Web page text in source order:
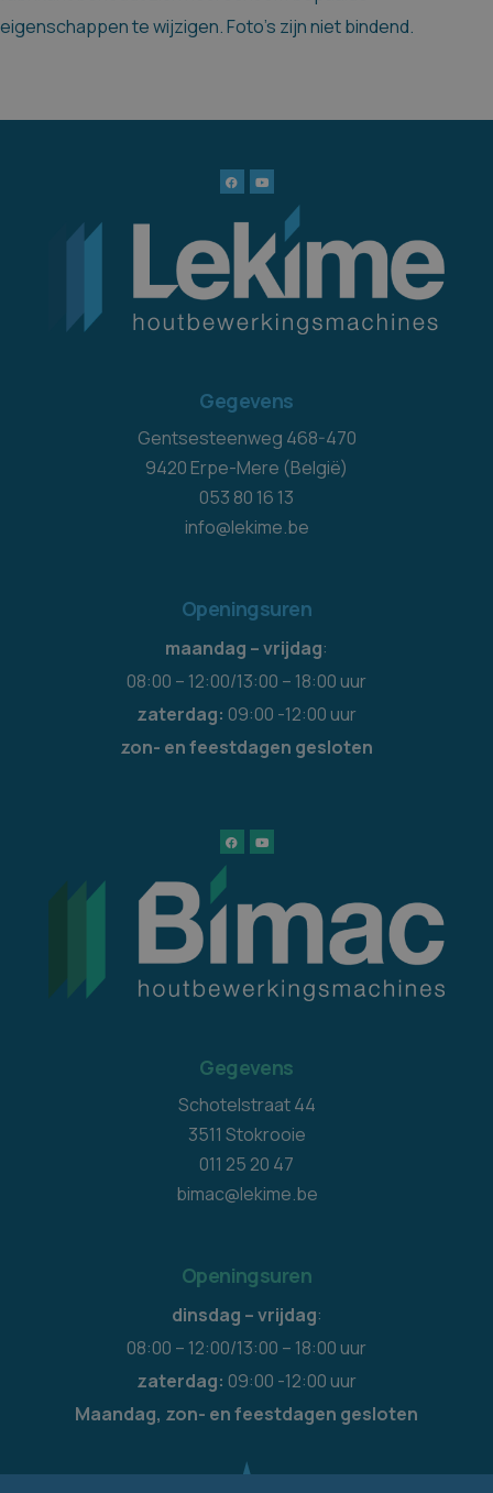
eigenschappen te wijzigen. Foto's zijn niet bindend.
Gegevens
Gentsesteenweg 468-470
9420 Erpe-Mere (België)
053 80 16 13
info@lekime.be
Openingsuren
maandag – vrijdag:
08:00 – 12:00/13:00 – 18:00 uur
zaterdag: 09:00 -12:00 uur
zon- en feestdagen gesloten
Gegevens
Schotelstraat 44
3511 Stokrooie
011 25 20 47
bimac@lekime.be
Openingsuren
dinsdag – vrijdag:
08:00 – 12:00/13:00 – 18:00 uur
zaterdag: 09:00 -12:00 uur
Maandag, zon- en feestdagen gesloten